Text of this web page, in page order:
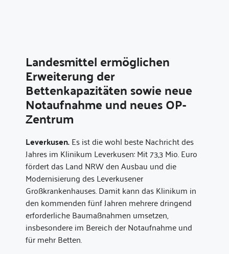
Landesmittel ermöglichen
Erweiterung der
Bettenkapazitäten sowie neue
Notaufnahme und neues OP-
Zentrum
Leverkusen.Es ist die wohl beste Nachricht des
Jahres im Klinikum Leverkusen: Mit 73,3 Mio. Euro
fördert das Land NRW den Ausbau und die
Modernisierung des Leverkusener
Großkrankenhauses. Damit kann das Klinikum in
den kommenden fünf Jahren mehrere dringend
erforderliche Baumaßnahmen umsetzen,
insbesondere im Bereich der Notaufnahme und
für mehr Betten.